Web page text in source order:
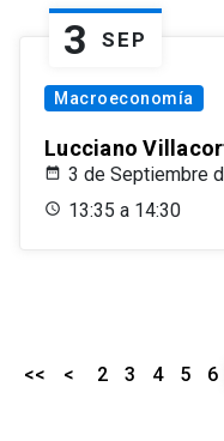
3 SEP
Macroeconomía
Lucciano
3 de Septiembre
13:35 a 14:30
<< < 2 3 4 5 6